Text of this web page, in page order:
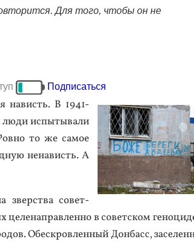
Для того, чтобы он не
Подписаться
на­висть. В 1941-
лю­ди ис­пы­тыва­ли
то же са­мое
не­нависть. А
зверс­тва со­вет­
в со­вет­ском
Обес­кров­ленный Дон­басс,